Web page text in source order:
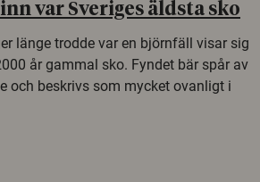
var Sveriges äldsta sko
länge trodde var en björnfäll visar sig
år gammal sko. Fyndet bär spår av
och beskrivs som mycket ovanligt i